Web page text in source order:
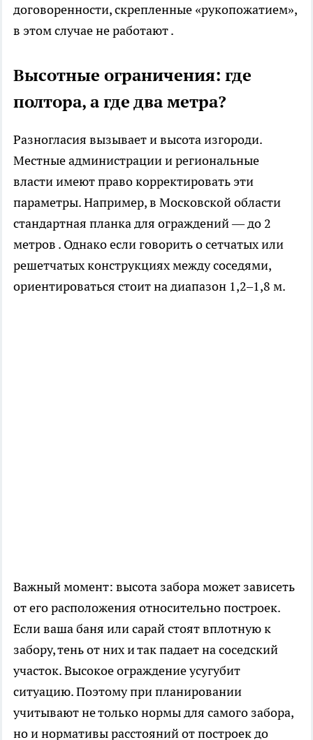
договоренности, скрепленные «рукопожатием»,
в этом случае не работают .
Высотные ограничения: где
полтора, а где два метра?
Разногласия вызывает и высота изгороди.
Местные администрации и региональные
власти имеют право корректировать эти
параметры. Например, в Московской области
стандартная планка для ограждений — до 2
метров . Однако если говорить о сетчатых или
решетчатых конструкциях между соседями,
ориентироваться стоит на диапазон 1,2–1,8 м.
Важный момент: высота забора может зависеть
от его расположения относительно построек.
Если ваша баня или сарай стоят вплотную к
забору, тень от них и так падает на соседский
участок. Высокое ограждение усугубит
ситуацию. Поэтому при планировании
учитывают не только нормы для самого забора,
но и нормативы расстояний от построек до